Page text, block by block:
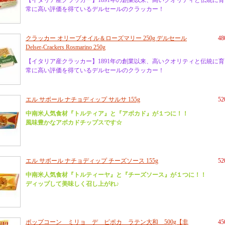
常に高い評価を得ているデルセールのクラッカー！
クラッカー オリーブオイル＆ローズマリー 250g デルセール
Delser-Crackers Rosmarino 250g
【イタリア産クラッカー】1891年の創業以来、高いクオリティと伝統に
常に高い評価を得ているデルセールのクラッカー！
エル サボール ナチョディップ サルサ 155g
中南米人気食材『トルティア』と『アボカド』が１つに！！
風味豊かなアボカドチップスです☆
エル サボール ナチョディップ チーズソース 155g
中南米人気食材『トルティーヤ』と『チーズソース』が１つに！！
ディップして美味しく召し上がれ♪
ポップコーン ミリョ デ ピポカ ラテン大和 500g【非